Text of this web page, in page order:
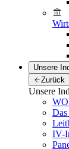
Unsere
Zurück
Unsere
IV-